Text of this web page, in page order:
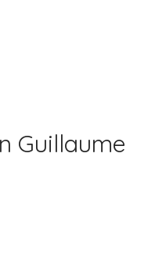
Guillaume